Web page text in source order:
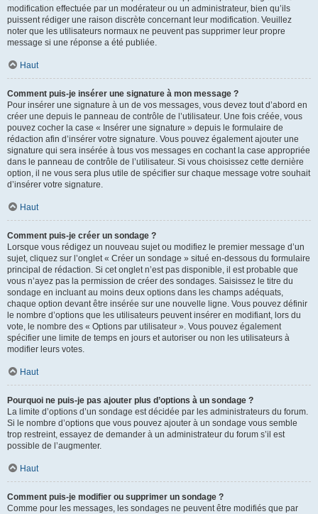
modification effectuée par un modérateur ou un administrateur, bien qu’ils
puissent rédiger une raison discrète concernant leur modification. Veuillez
noter que les utilisateurs normaux ne peuvent pas supprimer leur propre
message si une réponse a été publiée.
Haut
Comment puis-je insérer une signature à mon message ?
Pour insérer une signature à un de vos messages, vous devez tout d’abord en
créer une depuis le panneau de contrôle de l’utilisateur. Une fois créée, vous
pouvez cocher la case « Insérer une signature » depuis le formulaire de
rédaction afin d’insérer votre signature. Vous pouvez également ajouter une
signature qui sera insérée à tous vos messages en cochant la case appropriée
dans le panneau de contrôle de l’utilisateur. Si vous choisissez cette dernière
option, il ne vous sera plus utile de spécifier sur chaque message votre souhait
d’insérer votre signature.
Haut
Comment puis-je créer un sondage ?
Lorsque vous rédigez un nouveau sujet ou modifiez le premier message d’un
sujet, cliquez sur l’onglet « Créer un sondage » situé en-dessous du formulaire
principal de rédaction. Si cet onglet n’est pas disponible, il est probable que
vous n’ayez pas la permission de créer des sondages. Saisissez le titre du
sondage en incluant au moins deux options dans les champs adéquats,
chaque option devant être insérée sur une nouvelle ligne. Vous pouvez définir
le nombre d’options que les utilisateurs peuvent insérer en modifiant, lors du
vote, le nombre des « Options par utilisateur ». Vous pouvez également
spécifier une limite de temps en jours et autoriser ou non les utilisateurs à
modifier leurs votes.
Haut
Pourquoi ne puis-je pas ajouter plus d’options à un sondage ?
La limite d’options d’un sondage est décidée par les administrateurs du forum.
Si le nombre d’options que vous pouvez ajouter à un sondage vous semble
trop restreint, essayez de demander à un administrateur du forum s’il est
possible de l’augmenter.
Haut
Comment puis-je modifier ou supprimer un sondage ?
Comme pour les messages, les sondages ne peuvent être modifiés que par